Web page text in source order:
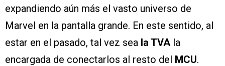
expandiendo aún más el vasto universo de
Marvel en la pantalla grande. En este sentido, al
estar en el pasado, tal vez sea la TVA la
encargada de conectarlos al resto del MCU.